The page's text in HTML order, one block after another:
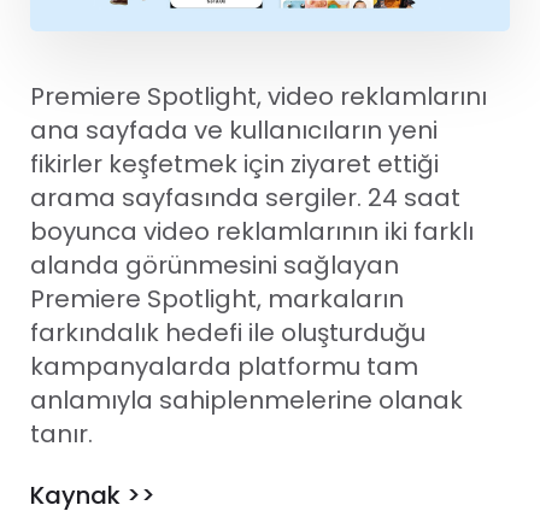
Premiere Spotlight, video reklamlarını
ana sayfada ve kullanıcıların yeni
fikirler keşfetmek için ziyaret ettiği
arama sayfasında sergiler. 24 saat
boyunca video reklamlarının iki farklı
alanda görünmesini sağlayan
Premiere Spotlight, markaların
farkındalık hedefi ile oluşturduğu
kampanyalarda platformu tam
anlamıyla sahiplenmelerine olanak
tanır.
Kaynak >>